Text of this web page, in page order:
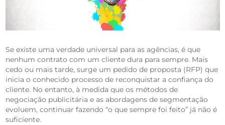
Se existe uma verdade universal para as agências, é que
nenhum contrato com um cliente dura para sempre. Mais
cedo ou mais tarde, surge um pedido de proposta (RFP) que
inicia o conhecido processo de reconquistar a confiança do
cliente. No entanto, à medida que os métodos de
negociação publicitária e as abordagens de segmentação
evoluem, continuar fazendo “o que sempre foi feito” já não é
suficiente.